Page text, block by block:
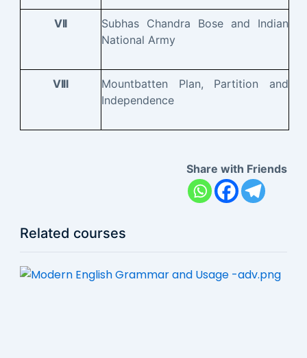
VII
Subhas Chandra Bose and Indian
National Army
VIII
Mountbatten Plan, Partition and
Independence
Share with Friends
Related courses